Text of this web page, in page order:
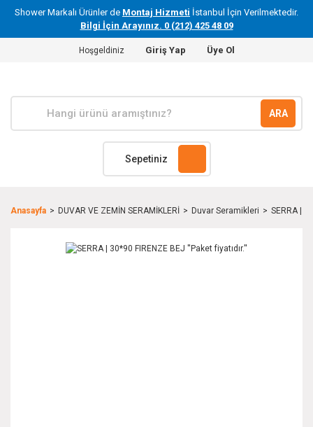
Shower Markalı Ürünler de Montaj Hizmeti İstanbul İçin Verilmektedir.
Bilgi İçin Arayınız. 0 (212) 425 48 09
Hoşgeldiniz Giriş Yap Üye Ol
ARA
Sepetiniz
Anasayfa DUVAR VE ZEMİN SERAMİKLERİ Duvar Seramikleri SERRA |